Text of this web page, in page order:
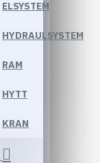
ELSYSTEM
HYDRAULSYSTEM
RAM
HYTT
KRAN